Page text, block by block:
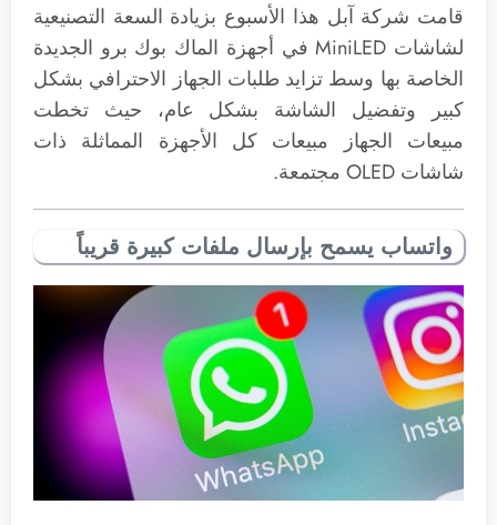
قامت شركة آبل هذا الأسبوع بزيادة السعة التصنيعية
لشاشات MiniLED في أجهزة الماك بوك برو الجديدة
الخاصة بها وسط تزايد طلبات الجهاز الاحترافي بشكل
كبير وتفضيل الشاشة بشكل عام، حيث تخطت
مبيعات الجهاز مبيعات كل الأجهزة المماثلة ذات
شاشات OLED مجتمعة.
واتساب يسمح بإرسال ملفات كبيرة قريباً